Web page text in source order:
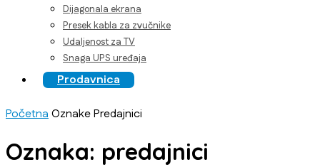
Dijagonala ekrana
Presek kabla za zvučnike
Udaljenost za TV
Snaga UPS uređaja
Prodavnica
PočetnaOznakePredajnici
Oznaka: predajnici